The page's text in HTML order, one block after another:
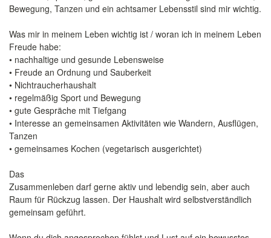
Bewegung, Tanzen und ein achtsamer Lebensstil sind mir wichtig.
Was mir in meinem Leben wichtig ist / woran ich in meinem Leben
Freude habe:
• nachhaltige und gesunde Lebensweise
• Freude an Ordnung und Sauberkeit
• Nichtraucherhaushalt
• regelmäßig Sport und Bewegung
• gute Gespräche mit Tiefgang
• Interesse an gemeinsamen Aktivitäten wie Wandern, Ausflügen,
Tanzen
• gemeinsames Kochen (vegetarisch ausgerichtet)
Das
Zusammenleben darf gerne aktiv und lebendig sein, aber auch
Raum für Rückzug lassen. Der Haushalt wird selbstverständlich
gemeinsam geführt.